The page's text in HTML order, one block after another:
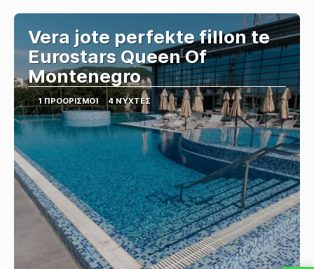
Vera jote perfekte fillon te
Eurostars Queen Of
Montenegro
1 ΠΡΟΟΡΙΣΜΟΊ 4 ΝΎΧΤΕΣ